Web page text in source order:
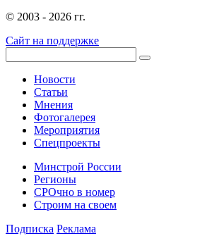
© 2003 - 2026 гг.
Сайт на поддержке
Новости
Статьи
Мнения
Фотогалерея
Мероприятия
Спецпроекты
Минстрой России
Регионы
СРОчно в номер
Строим на своем
Подписка Реклама